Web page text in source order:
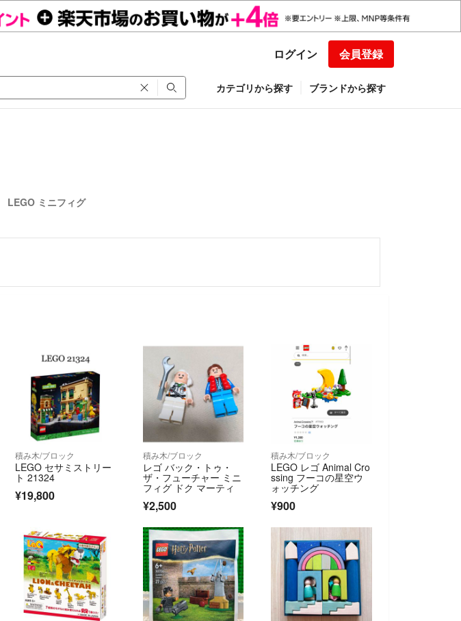
ログイン 会員登録
カテゴリから探す ブランドから探す
LEGO ミニフィグ
積み木/ブロック
LEGO セサミストリー
ト 21324
¥19,800
積み木/ブロック
レゴ バック・トゥ・
ザ・フューチャー ミニ
フィグ ドク マーティ
¥2,500
積み木/ブロック
LEGO レゴ Animal Cro
ssing フーコの星空ウ
ォッチング
¥900